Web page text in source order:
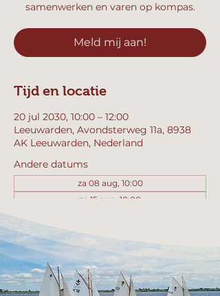
samenwerken en varen op kompas.
Meld mij aan!
Tijd en locatie
20 jul 2030, 10:00 – 12:00
Leeuwarden, Avondsterweg 11a, 8938
AK Leeuwarden, Nederland
Andere datums
za 08 aug, 10:00
za 15 aug, 10:00
Bekijk alle 358 datums
Meld mij aan!